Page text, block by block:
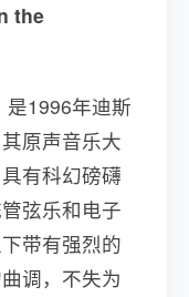
the
是1996年迪斯
原声音乐大
有科幻磅礴
弦乐和电子
带有强烈的
调，不失为